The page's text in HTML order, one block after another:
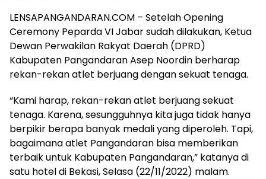
LENSAPANGANDARAN.COM – Setelah Opening
Ceremony Peparda VI Jabar sudah dilakukan, Ketua
Dewan Perwakilan Rakyat Daerah (DPRD)
Kabupaten Pangandaran Asep Noordin berharap
rekan-rekan atlet berjuang dengan sekuat tenaga.
“Kami harap, rekan-rekan atlet berjuang sekuat
tenaga. Karena, sesungguhnya kita juga tidak hanya
berpikir berapa banyak medali yang diperoleh. Tapi,
bagaimana atlet Pangandaran bisa memberikan
terbaik untuk Kabupaten Pangandaran,” katanya di
satu hotel di Bekasi, Selasa (22/11/2022) malam.